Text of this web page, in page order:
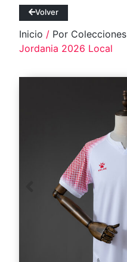
Volver
Inicio / Por Colecciones
Jordania 2026 Local